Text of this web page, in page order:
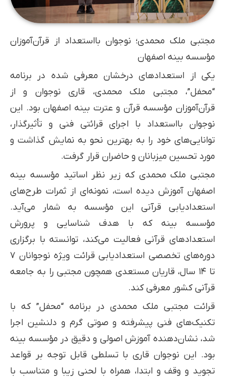
مجتبی ملک محمدی؛ نوجوان بااستعداد از قرآن‌آموزان
مؤسسه بینه اصفهان
یکی از استعدادهای درخشان معرفی شده در برنامه
“محفل”، مجتبی ملک محمدی، قاری نوجوان و از
قرآن‌آموزان مؤسسه قرآن و عترت بینه اصفهان بود. این
نوجوان بااستعداد با اجرای قرائتی فنی و تأثیرگذار،
توانایی‌های خود را به بهترین نحو به نمایش گذاشت و
مورد تحسین میزبانان و حاضران قرار گرفت.
مجتبی ملک محمدی که زیر نظر اساتید مؤسسه بینه
اصفهان آموزش دیده است، نمونه‌ای از ثمرات طرح‌های
استعدادیابی قرآنی این مؤسسه به شمار می‌آید.
مؤسسه بینه که با هدف شناسایی و پرورش
استعدادهای قرآنی فعالیت می‌کند، توانسته با برگزاری
دوره‌های تخصصی استعدادیابی قرائت ویژه نوجوانان ۷
تا ۱۴ سال، قاریان مستعدی همچون مجتبی را به جامعه
قرآنی کشور معرفی کند.
قرائت مجتبی ملک محمدی در برنامه “محفل” که با
تکنیک‌های فنی پیشرفته و صوتی گرم و دلنشین اجرا
شد، نشان‌دهنده آموزش اصولی و دقیق در مؤسسه بینه
بود. این نوجوان قاری با تسلطی قابل توجه بر قواعد
تجوید و وقف و ابتدا، همراه با لحنی زیبا و متناسب با